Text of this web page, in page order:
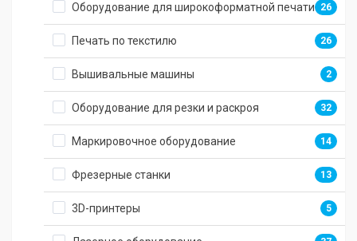
Оборудование для широкоформатной печати 26
Печать по текстилю 26
Вышивальные машины 2
Оборудование для резки и раскроя 32
Маркировочное оборудование 14
Фрезерные станки 13
3D-принтеры 5